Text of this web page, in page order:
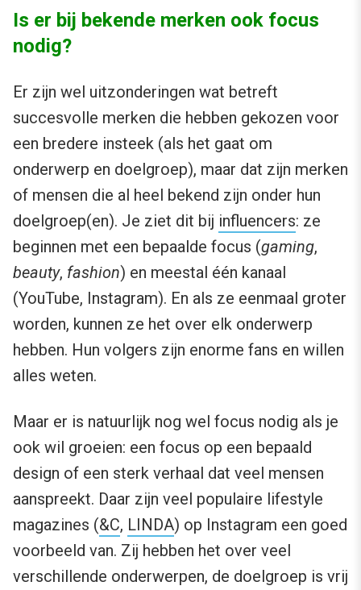
Is er bij bekende merken ook focus
nodig?
Er zijn wel uitzonderingen wat betreft
succesvolle merken die hebben gekozen voor
een bredere insteek (als het gaat om
onderwerp en doelgroep), maar dat zijn merken
of mensen die al heel bekend zijn onder hun
doelgroep(en). Je ziet dit bij influencers: ze
beginnen met een bepaalde focus (gaming,
beauty, fashion) en meestal één kanaal
(YouTube, Instagram). En als ze eenmaal groter
worden, kunnen ze het over elk onderwerp
hebben. Hun volgers zijn enorme fans en willen
alles weten.
Maar er is natuurlijk nog wel focus nodig als je
ook wil groeien: een focus op een bepaald
design of een sterk verhaal dat veel mensen
aanspreekt. Daar zijn veel populaire lifestyle
magazines (&C, LINDA) op Instagram een goed
voorbeeld van. Zij hebben het over veel
verschillende onderwerpen, de doelgroep is vrij